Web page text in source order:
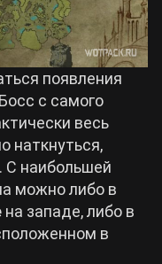
появления
с самого
весь
наткнуться,
С наибольшей
можно либо в
на западе, либо в
в